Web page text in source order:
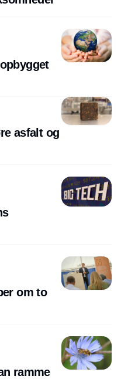
asfalt og
om to
ramme